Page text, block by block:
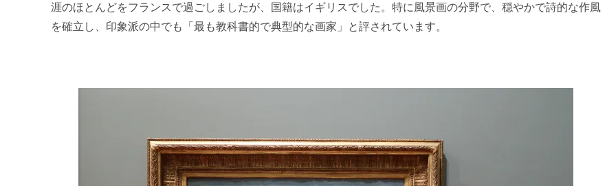
涯のほとんどをフランスで過ごしましたが、国籍はイギリスでした。特に風景画の分野で、穏やかで詩的な作風
を確立し、印象派の中でも「最も教科書的で典型的な画家」と評されています。